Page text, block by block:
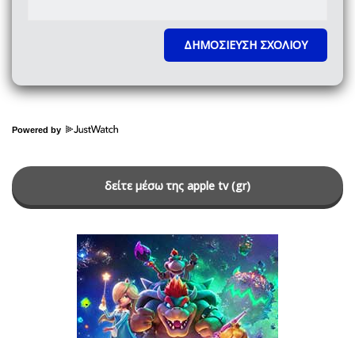
Powered by
δείτε μέσω της apple tv (gr)